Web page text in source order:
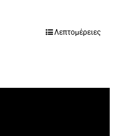
Λεπτομέρειες